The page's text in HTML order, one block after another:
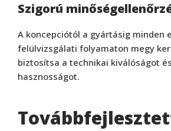
Szigorú
A koncepciótól a gyártásig minden
felülvizsgálati folyamaton megy
biztosítsa a technikai kiválóságot
hasznosságot.